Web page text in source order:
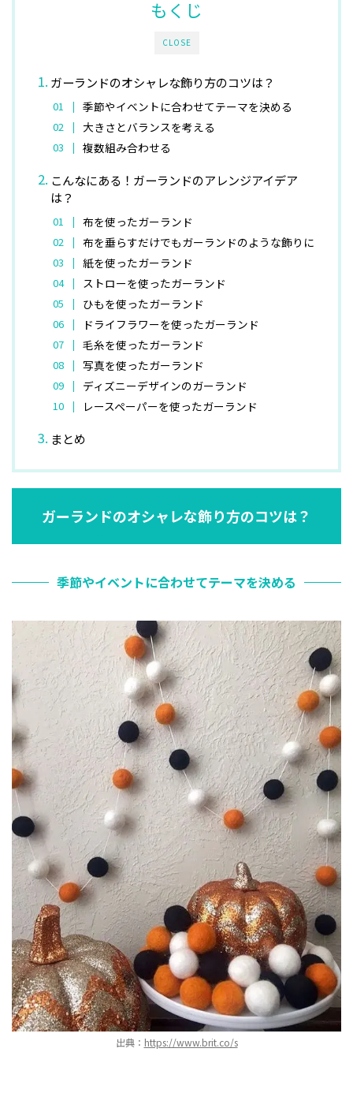
CLOSE
もくじ
ガーランドのオシャレな飾り方のコツは？
季節やイベントに合わせてテーマを決める
大きさとバランスを考える
複数組み合わせる
こんなにある！ガーランドのアレンジアイデア
は？
布を使ったガーランド
布を垂らすだけでもガーランドのような飾りに
紙を使ったガーランド
ストローを使ったガーランド
ひもを使ったガーランド
ドライフラワーを使ったガーランド
毛糸を使ったガーランド
写真を使ったガーランド
ディズニーデザインのガーランド
レースペーパーを使ったガーランド
まとめ
ガーランドのオシャレな飾り方のコツは？
季節やイベントに合わせてテーマを決める
出典： https://www.brit.co/s